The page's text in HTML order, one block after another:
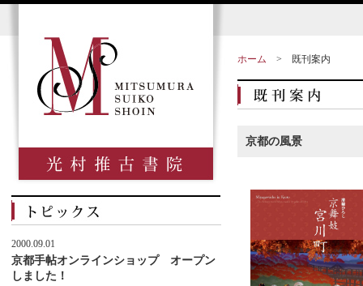
ホーム > 既刊案内
京都の風景
2000.09.01
京都手帖オンラインショップ オープン
しました！